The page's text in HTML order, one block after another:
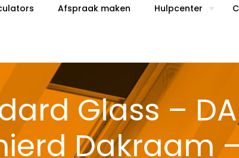
Afspraak maken Hulpcenter
Glass –
Dakraam